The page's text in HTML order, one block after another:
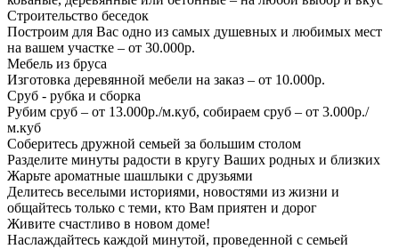
Строительство беседок
Построим для Вас одно из самых душевных и любимых мест
на вашем участке – от 30.000р.
Мебель из бруса
Изготовка деревянной мебели на заказ – от 10.000р.
Сруб - рубка и сборка
Рубим сруб – от 13.000р./м.куб, собираем сруб – от 3.000р./
м.куб
Соберитесь дружной семьей за большим столом
Разделите минуты радости в кругу Ваших родных и близких
Жарьте ароматные шашлыки с друзьями
Делитесь веселыми историями, новостями из жизни и
общайтесь только с теми, кто Вам приятен и дорог
Живите счастливо в новом доме!
Наслаждайтесь каждой минутой, проведенной с семьей